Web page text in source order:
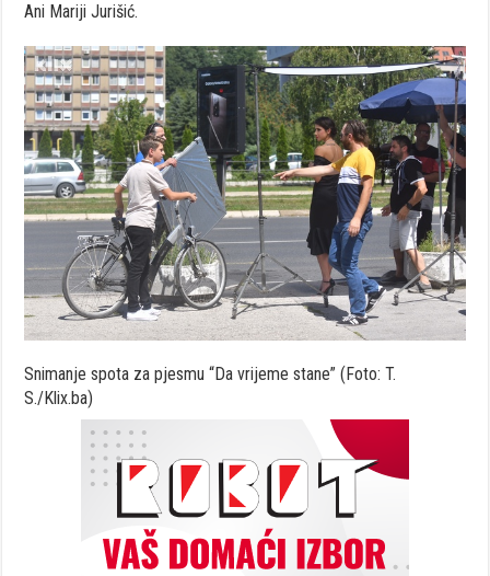
Ani Mariji Jurišić.
Snimanje spota za pjesmu “Da vrijeme stane” (Foto: T.
S./Klix.ba)